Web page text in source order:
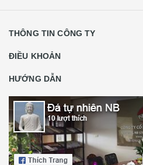
THÔNG TIN CÔNG TY
ĐIỀU KHOẢN
HƯỚNG DẪN